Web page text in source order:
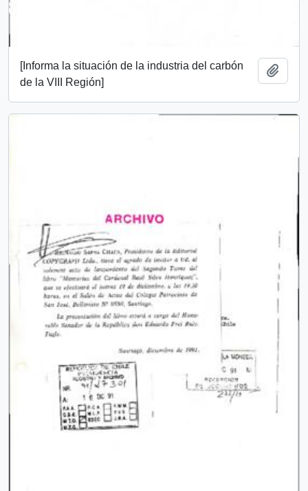
[Informa la situación de la industria del carbón
de la VIII Región]